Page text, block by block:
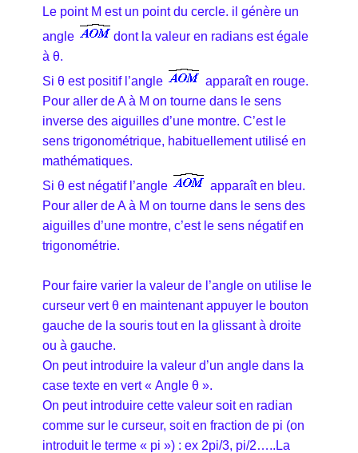
Le point M est un point du cercle. il génère un
angle
dont la valeur en radians est égale
à θ.
Si θ est positif l’angle
apparaît en rouge.
Pour aller de A à M on tourne dans le sens
inverse des aiguilles d’une montre. C’est le
sens trigonométrique, habituellement utilisé en
mathématiques.
Si θ est négatif l’angle
apparaît en bleu.
Pour aller de A à M on tourne dans le sens des
aiguilles d’une montre, c’est le sens négatif en
trigonométrie.
Pour faire varier la valeur de l’angle on utilise le
curseur vert θ en maintenant appuyer le bouton
gauche de la souris tout en la glissant à droite
ou à gauche.
On peut introduire la valeur d’un angle dans la
case texte en vert « Angle θ ».
On peut introduire cette valeur soit en radian
comme sur le curseur, soit en fraction de pi (on
introduit le terme « pi ») : ex 2pi/3, pi/2…..La